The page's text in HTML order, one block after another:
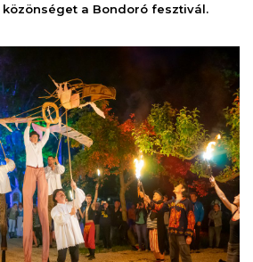
a Bondoró fesztivál.